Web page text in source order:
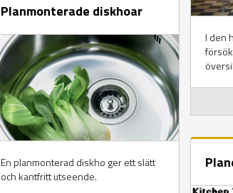
Planmonterade diskhoar
En planmonterad diskho ger ett slätt
och kantfritt utseende.
I den